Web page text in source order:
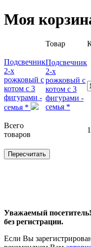
Моя
Товар
Подсвечник
2-х
рожковый с
котом с 3
фигурами -
cемья *
Подсвечник
2-х
рожковый с
котом с 3
фигурами -
cемья *
Всего
товаров
1
Уважаемый
без регистрации.
Если Вы